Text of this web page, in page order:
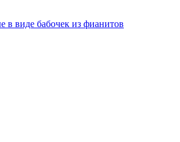
в виде бабочек из фианитов